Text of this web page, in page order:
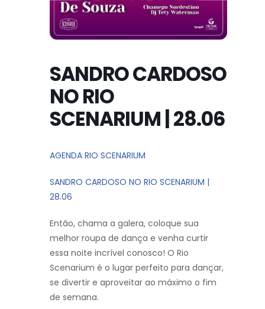
SANDRO CARDOSO
NO RIO
SCENARIUM | 28.06
AGENDA RIO SCENARIUM
SANDRO CARDOSO NO RIO SCENARIUM |
28.06
Então, chama a galera, coloque sua
melhor roupa de dança e venha curtir
essa noite incrível conosco! O Rio
Scenarium é o lugar perfeito para dançar,
se divertir e aproveitar ao máximo o fim
de semana.